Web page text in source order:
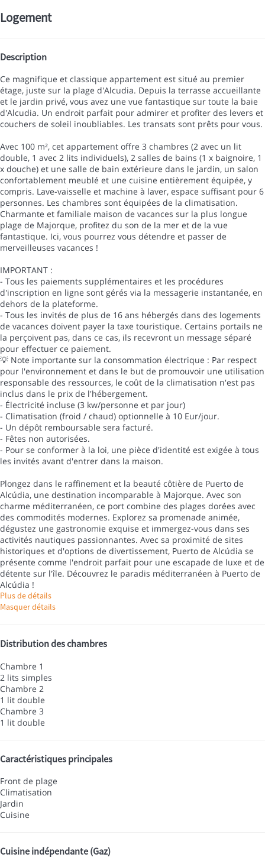
Logement
Description
Ce magnifique et classique appartement est situé au premier
étage, juste sur la plage d'Alcudia. Depuis la terrasse accueillante
et le jardin privé, vous avez une vue fantastique sur toute la baie
d'Alcudia. Un endroit parfait pour admirer et profiter des levers et
couchers de soleil inoubliables. Les transats sont prêts pour vous.
Avec 100 m², cet appartement offre 3 chambres (2 avec un lit
double, 1 avec 2 lits individuels), 2 salles de bains (1 x baignoire, 1
x douche) et une salle de bain extérieure dans le jardin, un salon
confortablement meublé et une cuisine entièrement équipée, y
compris. Lave-vaisselle et machine à laver, espace suffisant pour 6
personnes. Les chambres sont équipées de la climatisation.
Charmante et familiale maison de vacances sur la plus longue
plage de Majorque, profitez du son de la mer et de la vue
fantastique. Ici, vous pourrez vous détendre et passer de
merveilleuses vacances !
IMPORTANT :
- Tous les paiements supplémentaires et les procédures
d'inscription en ligne sont gérés via la messagerie instantanée, en
dehors de la plateforme.
- Tous les invités de plus de 16 ans hébergés dans des logements
de vacances doivent payer la taxe touristique. Certains portails ne
la perçoivent pas, dans ce cas, ils recevront un message séparé
pour effectuer ce paiement.
💡 Note importante sur la consommation électrique : Par respect
pour l'environnement et dans le but de promouvoir une utilisation
responsable des ressources, le coût de la climatisation n'est pas
inclus dans le prix de l'hébergement.
- Électricité incluse (3 kw/personne et par jour)
- Climatisation (froid / chaud) optionnelle à 10 Eur/jour.
- Un dépôt remboursable sera facturé.
- Fêtes non autorisées.
- Pour se conformer à la loi, une pièce d'identité est exigée à tous
les invités avant d'entrer dans la maison.
Plongez dans le raffinement et la beauté côtière de Puerto de
Alcúdia, une destination incomparable à Majorque. Avec son
charme méditerranéen, ce port combine des plages dorées avec
des commodités modernes. Explorez sa promenade animée,
dégustez une gastronomie exquise et immergez-vous dans ses
activités nautiques passionnantes. Avec sa proximité de sites
historiques et d'options de divertissement, Puerto de Alcúdia se
présente comme l'endroit parfait pour une escapade de luxe et de
détente sur l'île. Découvrez le paradis méditerranéen à Puerto de
Alcúdia !
Plus de détails
Masquer détails
Distribution des chambres
Chambre 1
2 lits simples
Chambre 2
1 lit double
Chambre 3
1 lit double
Caractéristiques principales
Front de plage
Climatisation
Jardin
Cuisine
Cuisine indépendante (Gaz)